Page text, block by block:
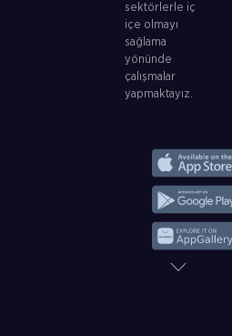
sektörlerle iç
içe olmayı
sağlama
yönünde
çalışmalar
yapmaktayız.